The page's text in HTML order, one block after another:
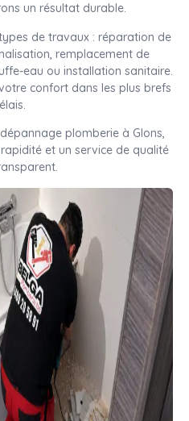
un résultat durable.
de travaux : réparation de
remplacement de
eau ou installation sanitaire.
confort dans les plus brefs
plomberie à Glons,
et un service de qualité